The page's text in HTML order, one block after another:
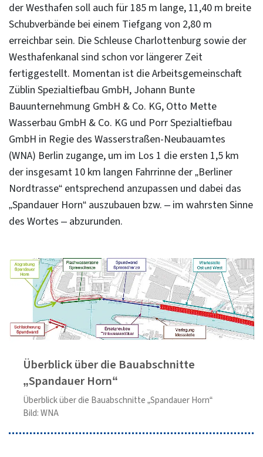
der Westhafen soll auch für 185 m lange, 11,40 m breite
Schubverbände bei einem Tiefgang von 2,80 m
erreichbar sein. Die Schleuse Charlottenburg sowie der
Westhafenkanal sind schon vor längerer Zeit
fertiggestellt. Momentan ist die Arbeitsgemeinschaft
Züblin Spezialtiefbau GmbH, Johann Bunte
Bauunternehmung GmbH & Co. KG, Otto Mette
Wasserbau GmbH & Co. KG und Porr Spezialtiefbau
GmbH in Regie des Wasserstraßen-Neubauamtes
(WNA) Berlin zugange, um im Los 1 die ersten 1,5 km
der insgesamt 10 km langen Fahrrinne der „Berliner
Nordtrasse“ entsprechend anzupassen und dabei das
„Spandauer Horn“ auszubauen bzw. – im wahrsten Sinne
des Wortes – abzurunden.
Überblick über die Bauabschnitte
„Spandauer Horn“
Überblick über die Bauabschnitte „Spandauer Horn“
Bild: WNA